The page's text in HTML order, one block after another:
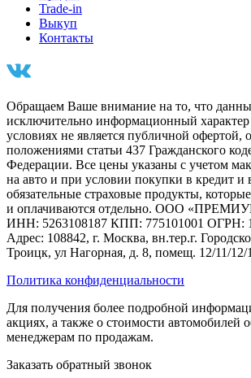
Trade-in
Выкуп
Контакты
Обращаем Ваше внимание на то, что
исключительно информационный
условиях не является публичной офертой,
положениями статьи 437 Гражданского
Федерации. Все цены указаны с учетом
на авто и при условии покупки в кредит и
обязательные страховые продукты,
и оплачиваются отдельно. ООО
ИНН: 5263108187 КПП: 775101001 ОГРН:
Адрес: 108842, г. Москва, вн.тер.г.
Троицк, ул Нагорная, д. 8, помещ. 12/11/12/
Политика конфиденциальности
Для получения более подробной
акциях, а также о стоимости автомобилей
менеджерам по продажам.
Заказать обратный звонок